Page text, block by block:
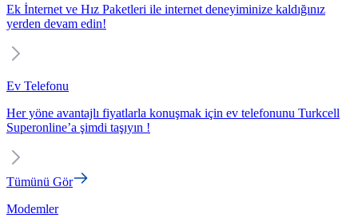
Ek İnternet ve Hız Paketleri ile internet deneyiminize kaldığınız
yerden devam edin!
Ev Telefonu
Her yöne avantajlı fiyatlarla konuşmak için ev telefonunu Turkcell
Superonline’a şimdi taşıyın !
Tümünü Gör
Modemler